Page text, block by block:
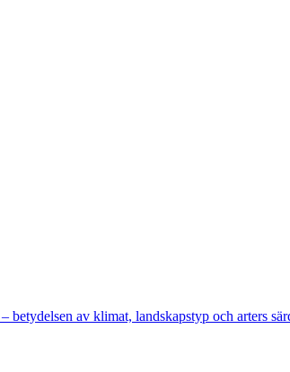
– betydelsen av klimat, landskapstyp och arters